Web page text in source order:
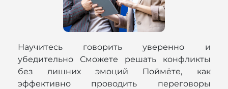
Научитесь говорить уверенно и
убедительно Сможете решать конфликты
без лишних эмоций Поймёте, как
эффективно проводить переговоры